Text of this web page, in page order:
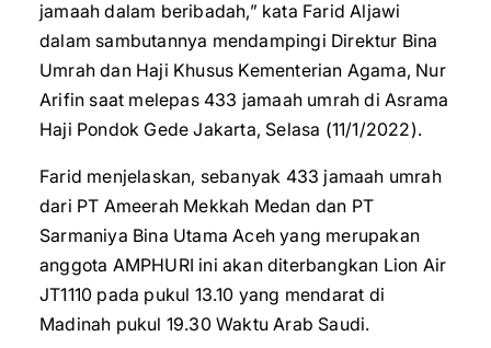
jamaah dalam beribadah,” kata Farid Aljawi
dalam sambutannya mendampingi Direktur Bina
Umrah dan Haji Khusus Kementerian Agama, Nur
Arifin saat melepas 433 jamaah umrah di Asrama
Haji Pondok Gede Jakarta, Selasa (11/1/2022).
Farid menjelaskan, sebanyak 433 jamaah umrah
dari PT Ameerah Mekkah Medan dan PT
Sarmaniya Bina Utama Aceh yang merupakan
anggota AMPHURI ini akan diterbangkan Lion Air
JT1110 pada pukul 13.10 yang mendarat di
Madinah pukul 19.30 Waktu Arab Saudi.